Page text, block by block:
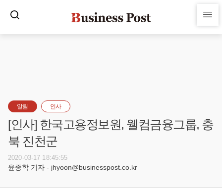
알림 인사
[인사] 한국고용정보원, 웰컴금융그룹, 충
북 진천군
2020-03-17 18:45:55
윤종학 기자 - jhyoon@businesspost.co.kr